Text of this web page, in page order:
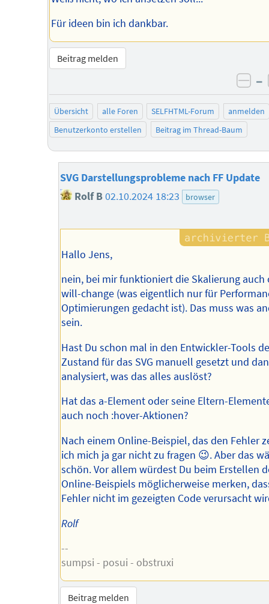
Für ideen bin ich dankbar.
Beitrag melden
–
Übersicht alle Foren SELFHTML-Forum
anmelden
Benutzerkonto erstellen
Beitrag im Thread-Baum
SVG Darstellungsprobleme nach FF Update
Rolf B 02.10.2024 18:23 browser
Hallo Jens,
nein, bei mir funktioniert die Skalierung auch
will-change (was eigentlich nur für
Optimierungen gedacht ist). Das muss was
sein.
Hast Du schon mal in den Entwickler-Tools
Zustand für das SVG manuell gesetzt und
analysiert, was das alles auslöst?
Hat das a-Element oder seine Eltern-
auch noch :hover-Aktionen?
Nach einem Online-Beispiel, das den Fehler
ich mich ja gar nicht zu fragen 😉. Aber das
schön. Vor allem würdest Du beim Erstellen
Online-Beispiels möglicherweise merken,
Fehler nicht im gezeigten Code verursacht
Rolf
--
sumpsi - posui - obstruxi
Beitrag melden